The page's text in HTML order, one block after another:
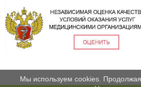
Мы используем cookies.